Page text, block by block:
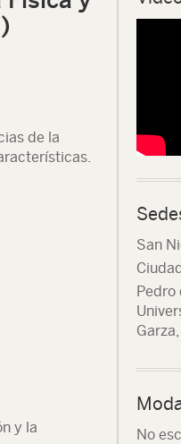
de la
y la
San
Pedro
No